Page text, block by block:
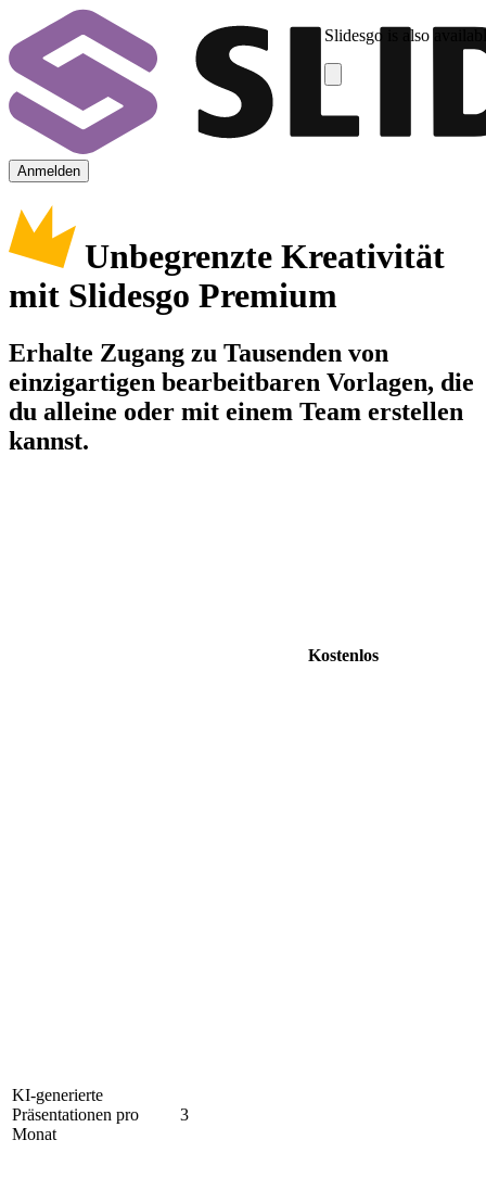
Slidesgo is also
Anmelden
Unbegrenzte Kreativität
mit Slidesgo Premium
Erhalte Zugang zu Tausenden von
einzigartigen bearbeitbaren Vorlagen, die
du alleine oder mit einem Team erstellen
kannst.
Kostenlos
KI-generierte
Präsentationen pro
Monat
3